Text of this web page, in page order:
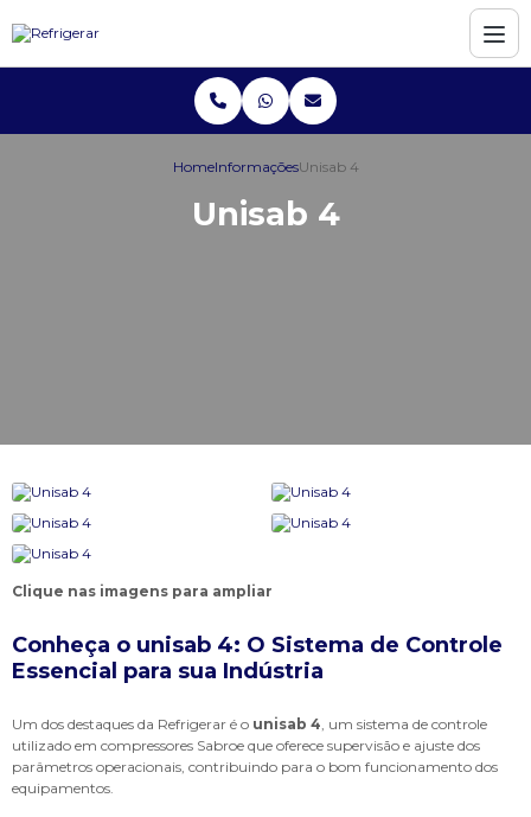
HomeInformaçõesUnisab 4
Unisab 4
Clique nas imagens para ampliar
Conheça o unisab 4: O Sistema de Controle
Essencial para sua Indústria
Um dos destaques da Refrigerar é o unisab 4, um sistema de controle
utilizado em compressores Sabroe que oferece supervisão e ajuste dos
parâmetros operacionais, contribuindo para o bom funcionamento dos
equipamentos.